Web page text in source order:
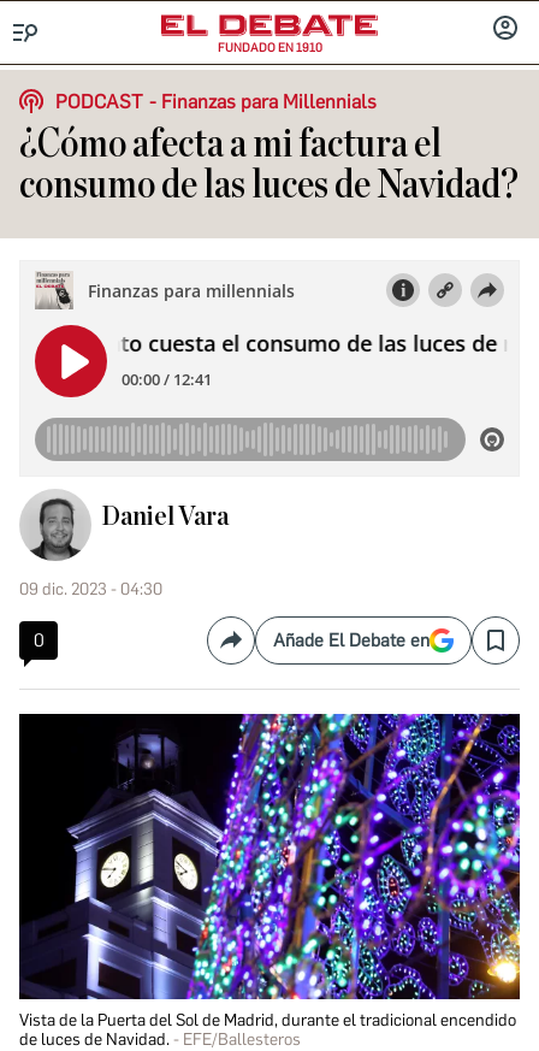
FUNDADO EN 1910
SESIÓN
PODCAST
Finanzas para Millennials
¿Cómo afecta a mi factura el
consumo de las luces de Navidad?
Daniel Vara
09 dic. 2023 - 04:30
0 CompartirAñade El Debate en Save
Vista de la Puerta del Sol de Madrid, durante el tradicional encendido
de luces de Navidad.
EFE/Ballesteros